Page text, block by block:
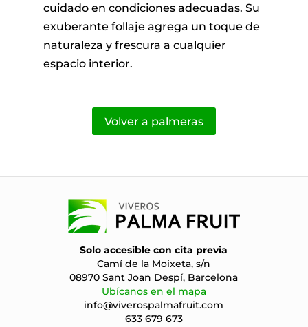
cuidado en condiciones adecuadas. Su
exuberante follaje agrega un toque de
naturaleza y frescura a cualquier
espacio interior.
Volver a palmeras
Solo accesible con cita previa
Camí de la Moixeta, s/n
08970 Sant Joan Despí, Barcelona
Ubícanos en el mapa
info@viverospalmafruit.com
633 679 673